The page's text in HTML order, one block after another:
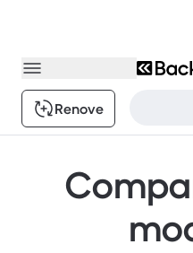
Renove